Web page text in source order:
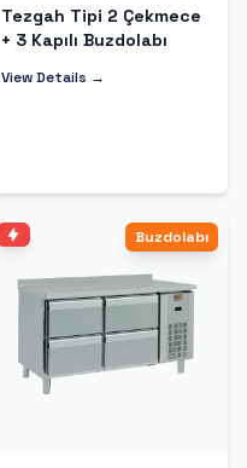
Tezgah Tipi 2 Çekmece
+ 3 Kapılı Buzdolabı
View Details →
Buzdolabı